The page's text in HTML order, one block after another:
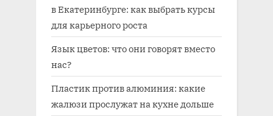
в Екатеринбурге: как выбрать курсы
для карьерного роста
Язык цветов: что они говорят вместо
нас?
Пластик против алюминия: какие
жалюзи прослужат на кухне дольше